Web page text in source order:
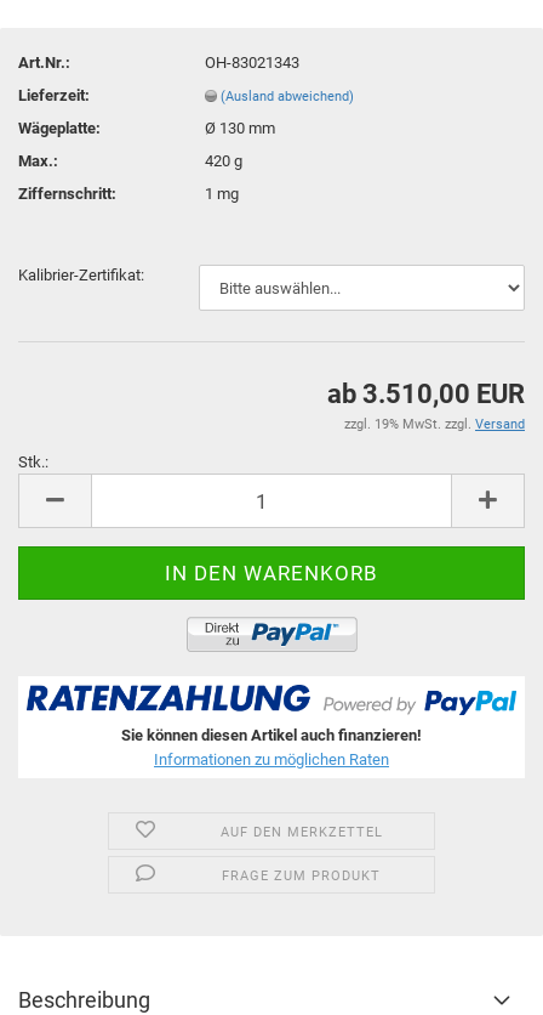
Art.Nr.:
OH-83021343
Lieferzeit:
(Ausland abweichend)
Wägeplatte:
Ø 130 mm
Max.:
420 g
Ziffernschritt:
1 mg
Kalibrier-Zertifikat:
ab 3.510,00 EUR
zzgl. 19% MwSt. zzgl. Versand
Stk.:
Sie können diesen Artikel auch finanzieren!
Informationen zu möglichen Raten
AUF DEN MERKZETTEL
FRAGE ZUM PRODUKT
Beschreibung